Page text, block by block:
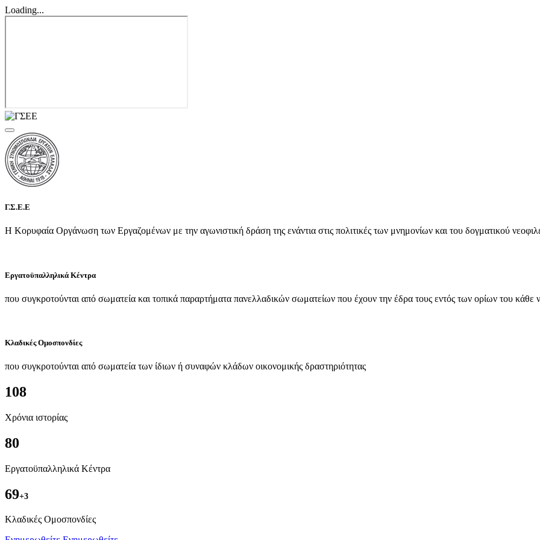
Loading...
Γ.Σ.Ε.Ε
Η Κορυφαία Οργάνωση των Εργαζομένων με την αγωνιστική δράση της ενάντια στις πολιτικές των μνημονίων και του δογματικού
Εργατοϋπαλληλικά Κέντρα
που συγκροτούνται από σωματεία και τοπικά παραρτήματα πανελλαδικών σωματείων που έχουν την έδρα τους εντός των ορίων του κάθε
Κλαδικές Ομοσπονδίες
που συγκροτούνται από σωματεία των ίδιων ή συναφών κλάδων οικονομικής δραστηριότητας
108
Χρόνια ιστορίας
80
Εργατοϋπαλληλικά Κέντρα
69+3
Kλαδικές Ομοσπονδίες